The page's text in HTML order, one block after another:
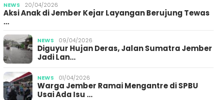
NEWS 20/04/2026
Aksi Anak di Jember Kejar Layangan Berujung Tewas
…
NEWS 09/04/2026
Diguyur Hujan Deras, Jalan Sumatra Jember
Jadi Lan…
NEWS 01/04/2026
Warga Jember Ramai Mengantre di SPBU
Usai Ada Isu …